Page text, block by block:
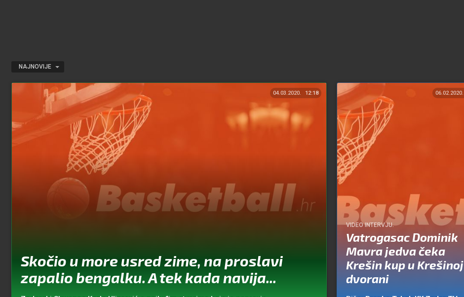
NAJNOVIJE
04.03.2020. 12:18
Skočio u more usred zime, na proslavi
zapalio bengalku. A tek kada navija...
06.02.2020.
VIDEO INTERVJU.
Vatrogasac Dominik
Mavra jedva čeka
Krešin kup u Krešinoj
dvorani